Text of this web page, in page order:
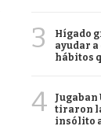
3
Hígado
ayudar
hábitos
4
Jugaban
tiraron
insólito